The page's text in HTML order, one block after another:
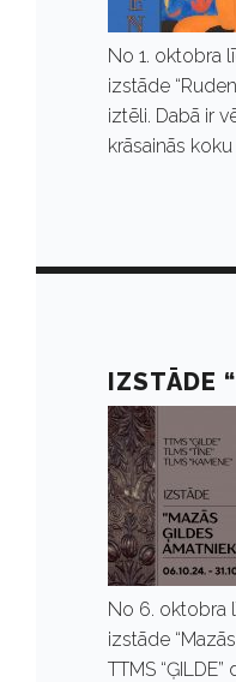
o
No 1. oktobra
izstāde
iztēli. Dabā ir
krāsainās
IZSTĀDE
No 6. oktobra
izstāde
TTMS